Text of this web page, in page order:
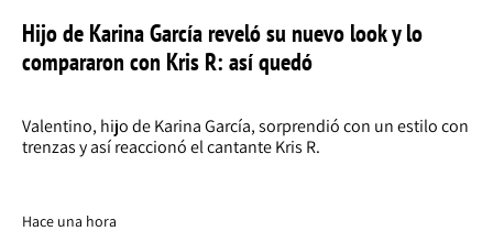
Hijo de Karina García reveló su nuevo look y lo
compararon con Kris R: así quedó
Valentino, hijo de Karina García, sorprendió con un estilo con
trenzas y así reaccionó el cantante Kris R.
Hace una hora